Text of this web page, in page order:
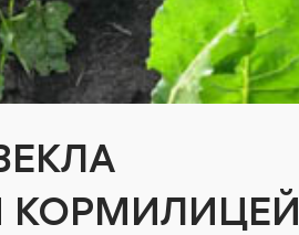
КОРМИЛИЦЕЙ